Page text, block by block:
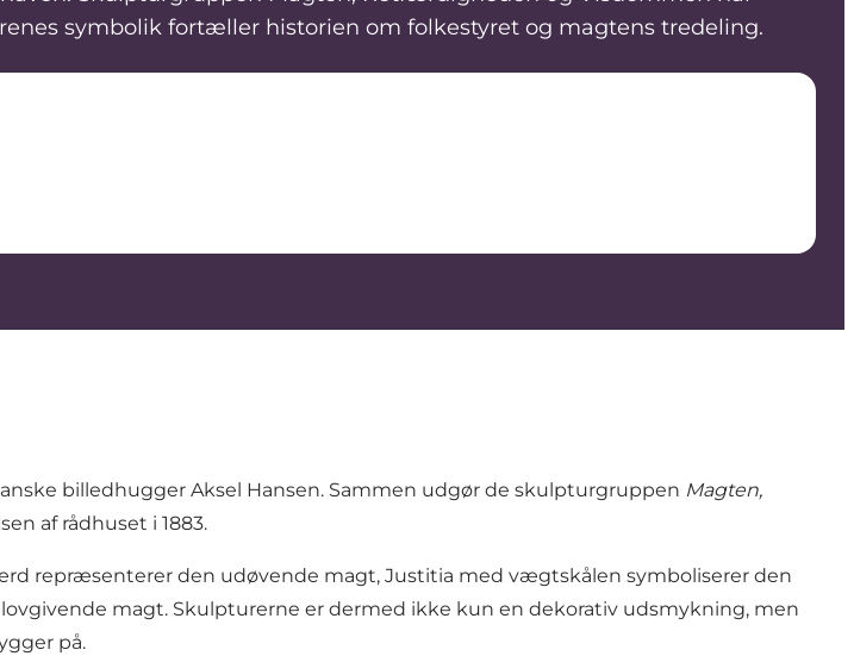
symbolik fortæller historien om folkestyret og magtens tredeling.
billedhugger Aksel Hansen. Sammen udgør de skulpturgruppen Magten,
af rådhuset i 1883.
repræsenterer den udøvende magt, Justitia med vægtskålen symboliserer den
magt. Skulpturerne er dermed ikke kun en dekorativ udsmykning, men
på.